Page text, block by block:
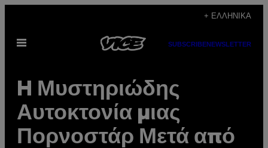
περιεχόμενο
+ ΕΛΛΗΝΙΚΆ
Ανοίξτε
SUBSCRIBENEWSLETTER
H Μυστηριώδης
Αυτοκτονία μιας
Πορνοστάρ Μετά από